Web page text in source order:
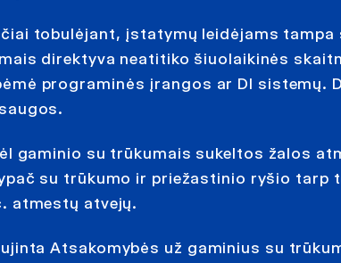
tobulėjant, įstatymų leidėjams
direktyva neatitiko šiuolaikinės
programinės įrangos ar DI sistemų.
gaminio su trūkumais sukeltos žalos
su trūkumo ir priežastinio ryšio tarp
atmestų atvejų.
Atsakomybės už gaminius su